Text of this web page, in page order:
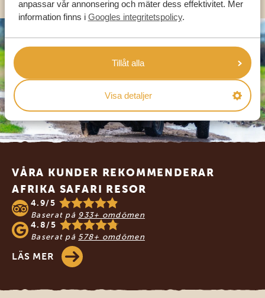
anpassar vår annonsering och mäter dess effektivitet. Mer
information finns i Googles integritetspolicy.
Tillåt alla
Visa detaljer
Footer
VÅRA KUNDER REKOMMENDERAR
AFRIKA SAFARI RESOR
4.9/5
Baserat på 933+ omdömen
4.8/5
Baserat på 578+ omdömen
LÄS MER